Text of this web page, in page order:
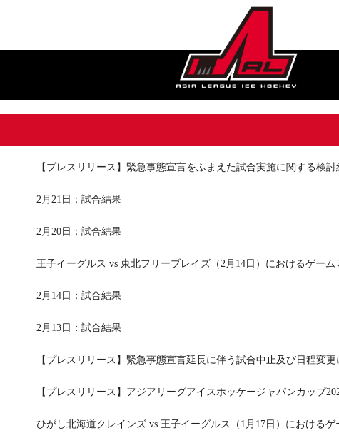
【プレスリリース】緊急事態宣言をふまえた試合実施に関する検
2月21日：試合結果
2月20日：試合結果
王子イーグルス vs 東北フリーブレイズ（2月14日）におけるゲー
2月14日：試合結果
2月13日：試合結果
【プレスリリース】緊急事態宣言延長に伴う試合中止及び日程変更
【プレスリリース】アジアリーグアイスホッケージャパンカップ
ひがし北海道クレインズ vs 王子イーグルス（1月17日）における